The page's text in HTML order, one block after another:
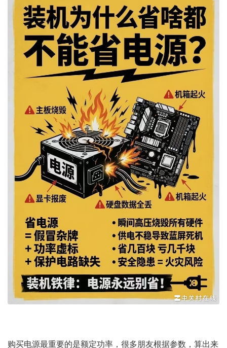
购买电源最重要的是额定功率，很多朋友根据参数，算出来